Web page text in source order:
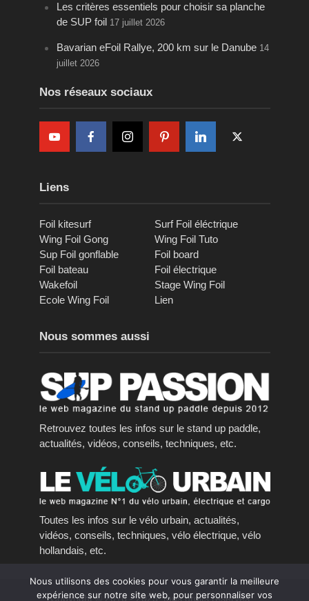
Les critères essentiels pour choisir sa planche
de SUP foil 17 juillet 2026
Bavarian eFoil Rallye, 200 km sur le Danube 14
juillet 2026
Nos réseaux sociaux
Liens
Foil kitesurf
Surf Foil éléctrique
Wing Foil Gong
Wing Foil Tuto
Sup Foil gonflable
Foil board
Foil bateau
Foil électrique
Wakefoil
Stage Wing Foil
Ecole Wing Foil
Lien
Nous sommes aussi
Retrouvez toutes les infos sur le stand up paddle,
actualités, vidéos, conseils, techniques, etc.
Toutes les infos sur le vélo urbain, actualités,
vidéos, conseils, techniques, vélo électrique, vélo
hollandais, etc.
Copyright © 2016 - 2023, tous droits réservés.
Nous utilisons des cookies pour vous garantir la meilleure
expérience sur notre site web, pour personnaliser vos